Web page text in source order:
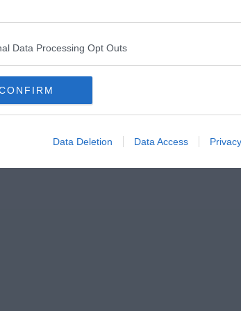
Data Processing Opt Outs
Data Deletion Data Access
di Libero Venturi